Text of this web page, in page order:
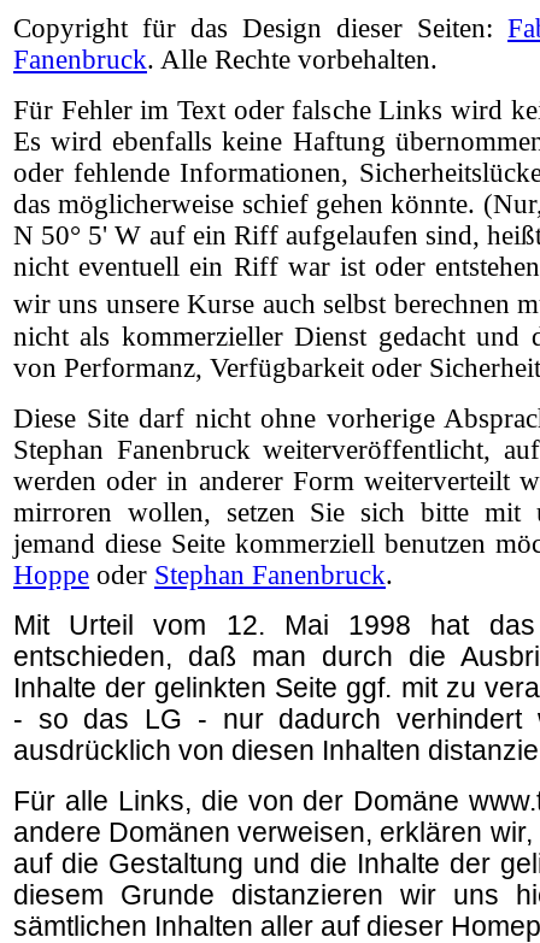
Copyright für das Design dieser Seiten:
Fanenbruck. Alle Rechte vorbehalten.
Für Fehler im Text oder falsche Links wird
Es wird ebenfalls keine Haftung
oder fehlende Informationen,
das möglicherweise schief gehen könnte.
N 50° 5' W auf ein Riff aufgelaufen sind,
nicht eventuell ein Riff war ist oder
wir uns unsere Kurse auch selbst berechnen
nicht als kommerzieller Dienst gedacht und
von Performanz, Verfügbarkeit oder
Diese Site darf nicht ohne vorherige
Stephan Fanenbruck weiterveröffentlicht,
werden oder in anderer Form weiterverteilt
mirroren wollen, setzen Sie sich bitte mit
jemand diese Seite kommerziell benutzen
Hoppe oder Stephan Fanenbruck.
Mit Urteil vom 12. Mai 1998 hat das
entschieden, daß man durch die
Inhalte der gelinkten Seite ggf. mit zu
- so das LG - nur dadurch verhindert
ausdrücklich von diesen Inhalten
Für alle Links, die von der Domäne
andere Domänen verweisen, erklären
auf die Gestaltung und die Inhalte der
diesem Grunde distanzieren wir uns
sämtlichen Inhalten aller auf dieser